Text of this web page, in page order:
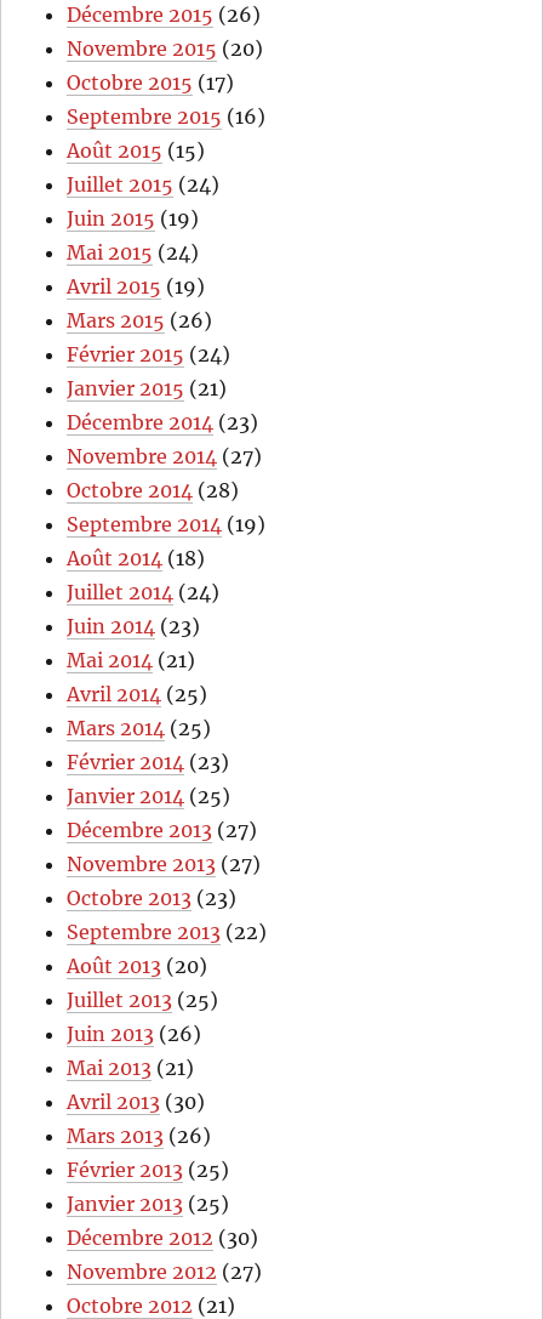
Décembre 2015 (26)
Novembre 2015 (20)
Octobre 2015 (17)
Septembre 2015 (16)
Août 2015 (15)
Juillet 2015 (24)
Juin 2015 (19)
Mai 2015 (24)
Avril 2015 (19)
Mars 2015 (26)
Février 2015 (24)
Janvier 2015 (21)
Décembre 2014 (23)
Novembre 2014 (27)
Octobre 2014 (28)
Septembre 2014 (19)
Août 2014 (18)
Juillet 2014 (24)
Juin 2014 (23)
Mai 2014 (21)
Avril 2014 (25)
Mars 2014 (25)
Février 2014 (23)
Janvier 2014 (25)
Décembre 2013 (27)
Novembre 2013 (27)
Octobre 2013 (23)
Septembre 2013 (22)
Août 2013 (20)
Juillet 2013 (25)
Juin 2013 (26)
Mai 2013 (21)
Avril 2013 (30)
Mars 2013 (26)
Février 2013 (25)
Janvier 2013 (25)
Décembre 2012 (30)
Novembre 2012 (27)
Octobre 2012 (21)